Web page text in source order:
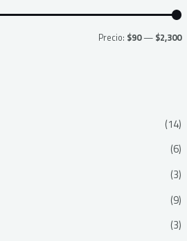
oo
Precio: $90— $2,300
(14)
(6)
(3)
(9)
(3)